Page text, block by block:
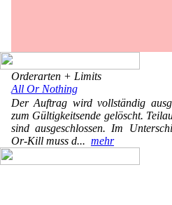
Orderarten + Limits
All Or Nothing
Der Auftrag wird vollständig
zum Gültigkeitsende gelöscht.
sind ausgeschlossen. Im
Or-Kill muss d... mehr